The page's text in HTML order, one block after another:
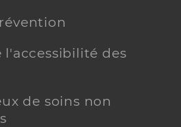
l'accessibilité des
de soins non